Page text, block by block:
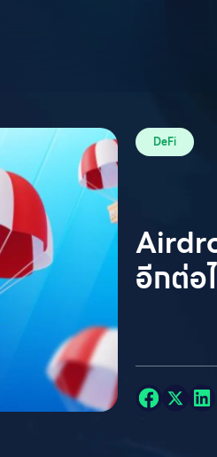
DeFi
อีกต่อ